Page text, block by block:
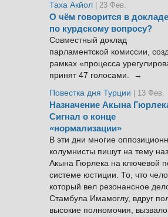
Таха Акйол | 23 Фев.
О чём говорится в докладе
по курдскому вопросу?
Совместный доклад
парламентской комиссии,
рамках «процесса
принят 47 голосами. →
Повестка дня Турции
| 13 Фев.
Назначение Акына
Сигнал о конце
«нормализации»
В эти дни многие
колумнисты пишут на тему
Акына Гюрлека на ключевой
системе юстиции. То, что
который вел резонансное
Стамбула Имамоглу, вдруг
высокие полномочия,